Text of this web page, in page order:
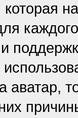
аватар,